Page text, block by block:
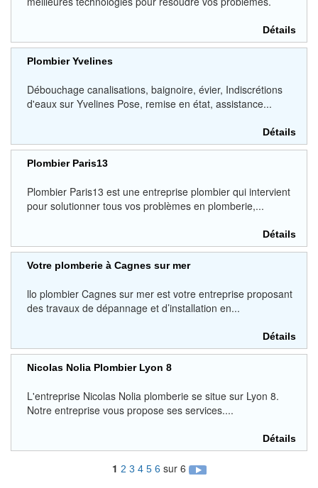
Détails
Plombier Yvelines
Débouchage canalisations, baignoire, évier, Indiscrétions
d'eaux sur Yvelines Pose, remise en état, assistance...
Détails
Plombier Paris13
Plombier Paris13 est une entreprise plombier qui intervient
pour solutionner tous vos problèmes en plomberie,...
Détails
Votre plomberie à Cagnes sur mer
llo plombier Cagnes sur mer est votre entreprise proposant
des travaux de dépannage et d’installation en...
Détails
Nicolas Nolia Plombier Lyon 8
L'entreprise Nicolas Nolia plomberie se situe sur Lyon 8.
Notre entreprise vous propose ses services....
Détails
1 2 3 4 5 6 sur 6